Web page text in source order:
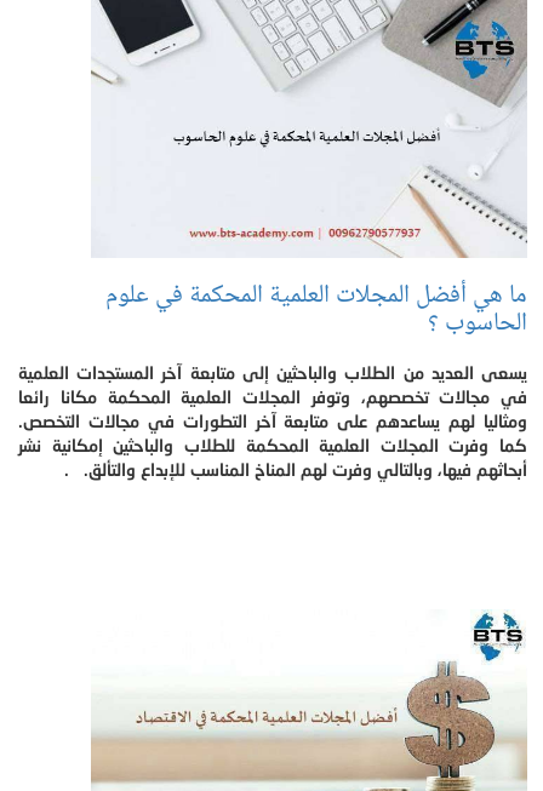
ما هي أفضل المجلات العلمية المحكمة في علوم
الحاسوب ؟
يسعى العديد من الطلاب والباحثين إلى متابعة آخر المستجدات العلمية
في مجالات تخصصهم، وتوفر المجلات العلمية المحكمة مكانا رائعا
ومثاليا لهم يساعدهم على متابعة آخر التطورات في مجالات التخصص.
كما وفرت المجلات العلمية المحكمة للطلاب والباحثين إمكانية نشر
أبحاثهم فيها، وبالتالي وفرت لهم المناخ المناسب للإبداع والتألق. .